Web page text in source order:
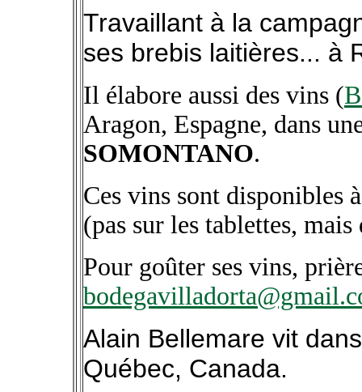
Travaillant à la
ses brebis laitières... à
Il élabore aussi des vins (
Aragon, Espagne, dans
SOMONTANO.
Ces vins sont disponibles
(pas sur les tablettes,
Pour goûter ses vins,
Alain Bellemare vit
Québec, Canada.